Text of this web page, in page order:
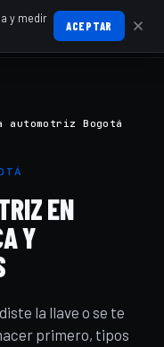
automotriz Bogotá
EN
Y
la llave o se te
primero, tipos
y medir
ACEPTAR